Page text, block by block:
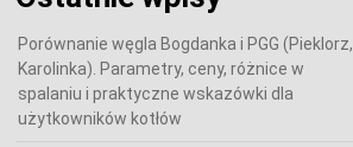
Porównanie węgla Bogdanka i PGG (Pieklorz,
Karolinka). Parametry, ceny, różnice w
spalaniu i praktyczne wskazówki dla
użytkowników kotłów